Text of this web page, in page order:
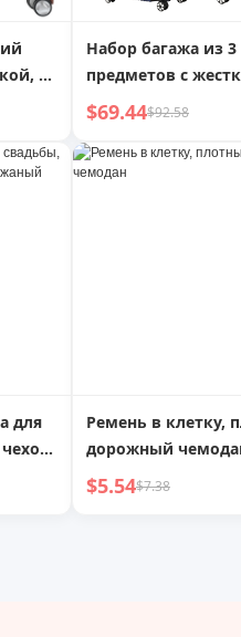
2-
Набор багажа из 3
предметов с
корпусом,
для дальних, так и
коротких поездок.
Оснащен
$69.44$92.58
для
22
Ремень в клетку,
дорожный
$5.54$7.38